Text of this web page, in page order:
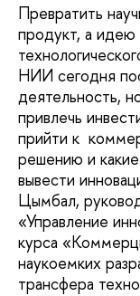
Превратить
продукт, а
НИИ сегодня
деятельность,
привлечь
прийти к
решению и
вывести
Цымбал,
«Управление
курса
наукоемких
трансфера